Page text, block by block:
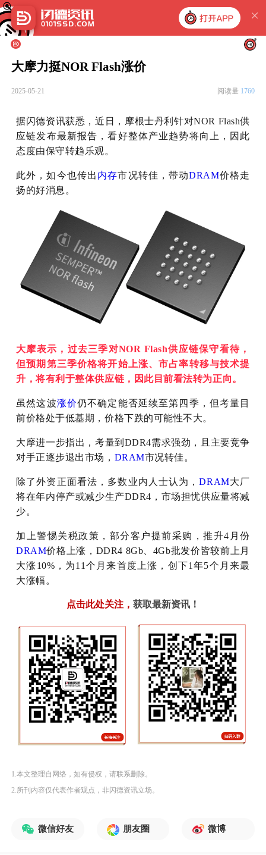
大摩力挺NOR Flash涨价
2025-05-21 阅读量 1760
据闪德资讯获悉，近日，摩根士丹利针对NOR Flash供
应链发布最新报告，看好整体产业趋势将向上，因此
态度由保守转趋乐观。
此外，如今也传出 内存市况转佳，带动DRAM价格走
扬的好消息。
大摩表示，过去三季对NOR Flash供应链保守看待，
但预期第三季价格将开始上涨、市占率转移与技术提
升，将有利于整体供应链，因此目前看法转为正向。
虽然这波涨价仍不确定能否延续至第四季，但考量目
前价格处于低基期，价格下跌的可能性不大。
大摩进一步指出，考量到DDR4需求强劲，且主要竞争
对手正逐步退出市场， DRAM市况转佳。
除了外资正面看法，多数业内人士认为，DRAM大厂
将在年内停产或减少生产DDR4，市场担忧供应量将减
少。
加上警惕关税政策，部分客户提前采购，推升4月份
DRAM价格上涨，DDR4 8Gb、4Gb批发价皆较前上月
大涨10%，为11个月来首度上涨，创下1年5个月来最
大涨幅。
点击此处关注， 获取最新资讯！
1.本文整理自网络，如有侵权，请联系删除。
2.所刊内容仅代表作者观点，非闪德资讯立场。
微信好友 朋友圈 微博